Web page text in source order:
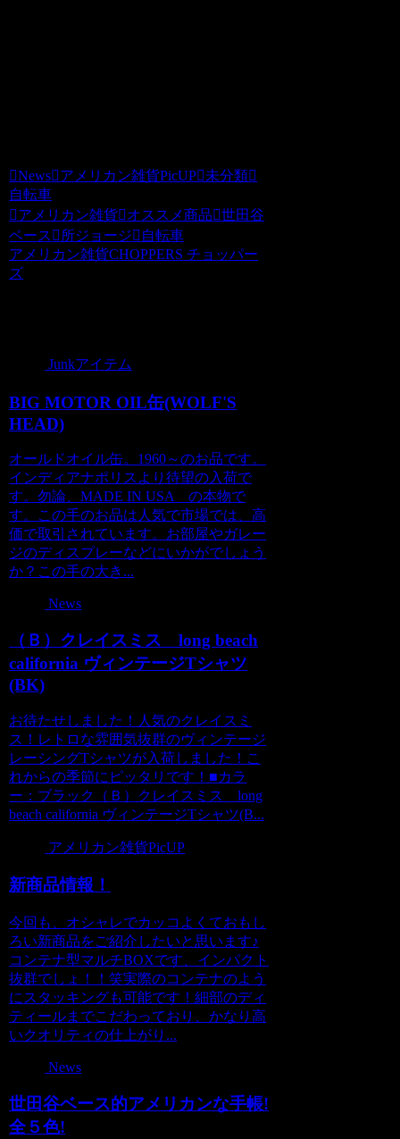
News アメリカン雑貨PicUP
未分類
自転車
アメリカン雑貨
オススメ商品
世田谷
ベース
所ジョージ
自転車
アメリカン雑貨CHOPPERS チョッパー
ズ
Junkアイテム
BIG MOTOR OIL缶(WOLF'S
HEAD)
オールドオイル缶。1960～のお品です。
インディアナポリスより待望の入荷で
す。勿論、MADE IN USA の本物で
す。この手のお品は人気で市場では、高
価で取引されています。お部屋やガレー
ジのディスプレーなどにいかがでしょう
か？この手の大き...
News
（Ｂ）クレイスミス long beach
california ヴィンテージTシャツ
(BK)
お待たせしました！人気のクレイスミ
ス！レトロな雰囲気抜群のヴィンテージ
レーシングTシャツが入荷しました！こ
れからの季節にピッタリです！■カラ
ー：ブラック（Ｂ）クレイスミス long
beach california ヴィンテージTシャツ(B...
アメリカン雑貨PicUP
新商品情報！
今回も、オシャレでカッコよくておもし
ろい新商品をご紹介したいと思います♪
コンテナ型マルチBOXです、インパクト
抜群でしょ！！笑実際のコンテナのよう
にスタッキングも可能です！細部のディ
ティールまでこだわっており、かなり高
いクオリティの仕上がり...
News
世田谷ベース的アメリカンな手帳!
全５色!